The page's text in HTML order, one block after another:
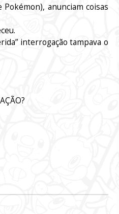
anunciam coisas
interrogação tampava o